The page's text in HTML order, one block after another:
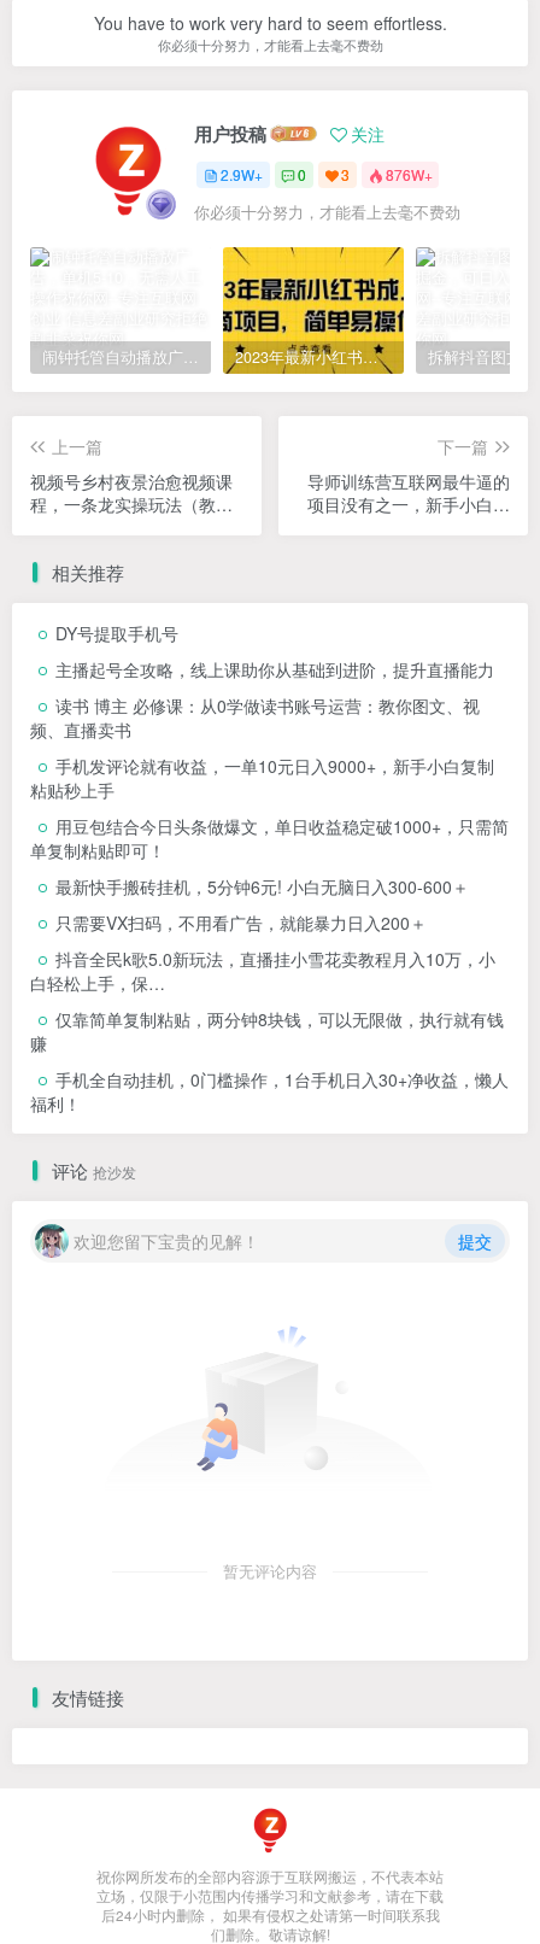
You have to work very hard to seem effortless.
你必须十分努力，才能看上去毫不费劲
用户投稿 关注
2.9W+ 0 3 876W+
你必须十分努力，才能看上去毫不费劲
闹钟托管自动播放广告，单机5-10，无需人工操作 2023年最新小红书成人电商项目，简单易操作【详细教程】
上一篇
视频号乡村夜景治愈视频课
程，一条龙实操玩法（教程
下一篇
导师训练营互联网最牛逼的
项目没有之一，新手小白必
相关推荐
DY号提取手机号
主播起号全攻略，线上课助你从基础到进阶，提升直播能力
读书 博主 必修课：从0学做读书账号运营：教你图文、视
频、直播卖书
手机发评论就有收益，一单10元日入9000+，新手小白复制
粘贴秒上手
用豆包结合今日头条做爆文，单日收益稳定破1000+，只需简
单复制粘贴即可！
最新快手搬砖挂机，5分钟6元! 小白无脑日入300-600＋
只需要VX扫码，不用看广告，就能暴力日入200＋
抖音全民k歌5.0新玩法，直播挂小雪花卖教程月入10万，小
白轻松上手，保…
仅靠简单复制粘贴，两分钟8块钱，可以无限做，执行就有钱
赚
手机全自动挂机，0门槛操作，1台手机日入30+净收益，懒人
福利！
评论 抢沙发
欢迎您留下宝贵的见解！ 提交
暂无评论内容
友情链接
祝你网所发布的全部内容源于互联网搬运，不代表本站
立场，仅限于小范围内传播学习和文献参考，请在下载
后24小时内删除， 如果有侵权之处请第一时间联系我
们删除。敬请谅解!